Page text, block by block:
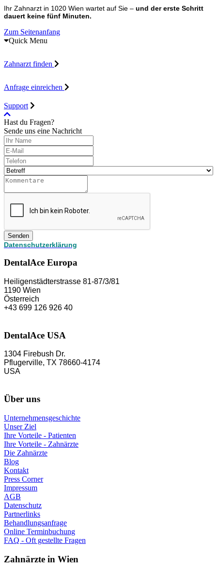
Ihr Zahnarzt in 1020 Wien wartet auf Sie – und der erste Schritt
dauert keine fünf Minuten.
Zum Seitenanfang
Quick Menu
Zahnarzt finden
Anfrage einreichen
Support
Hast du Fragen?
Sende uns eine Nachricht
Senden
Datenschutzerklärung
DentalAce Europa
Heiligenstädterstrasse 81-87/3/81
1190 Wien
Österreich
+43 699 126 926 40
DentalAce USA
1304 Firebush Dr.
Pflugerville, TX 78660-4174
USA
Über uns
Unternehmensgeschichte
Unser Ziel
Ihre Vorteile - Patienten
Ihre Vorteile - Zahnärzte
Die Zahnärzte
Blog
Kontakt
Press Corner
Impressum
AGB
Datenschutz
Partnerlinks
Behandlungsanfrage
Online Terminbuchung
FAQ - Oft gestellte Fragen
Zahnärzte in Wien